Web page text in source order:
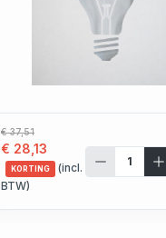
€ 37,51
€ 28,13
KORTING
(incl.
BTW)